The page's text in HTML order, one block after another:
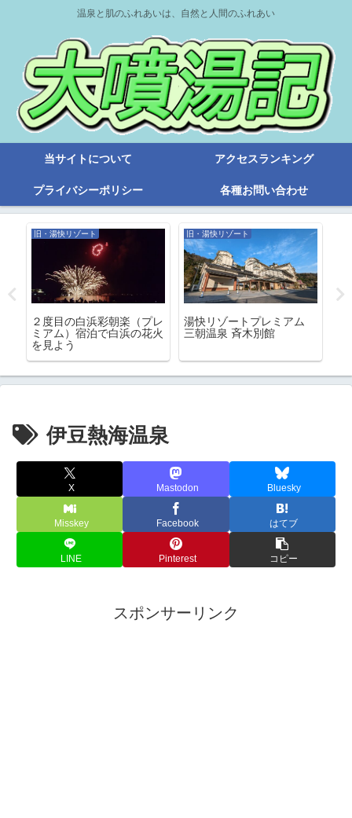
温泉と肌のふれあいは、自然と人間のふれあい
当サイトについて アクセスランキング
プライバシーポリシー 各種お問い合わせ
旧・湯快リゾート
２度目の白浜彩朝楽（プレ
ミアム）宿泊で白浜の花火
を見よう
旧・湯快リゾート
湯快リゾートプレミアム
三朝温泉 斉木別館
伊豆熱海温泉
X Mastodon Bluesky
Misskey Facebook はてブ
LINE Pinterest コピー
スポンサーリンク